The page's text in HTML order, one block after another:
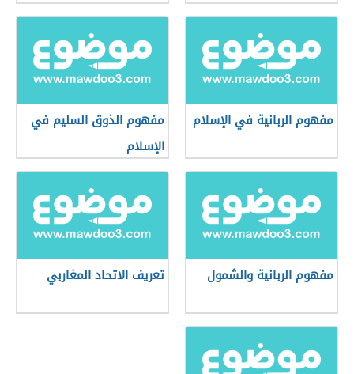
مفهوم الربانية في الإسلام
مفهوم الذوق السليم في
الإسلام
مفهوم الربانية والشمول تعريف الاتحاد المغاربي